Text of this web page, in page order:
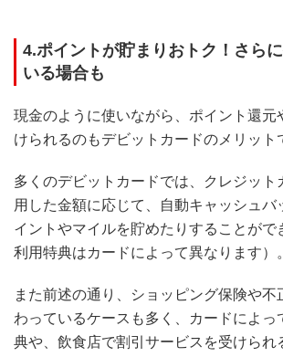
4.ポイントが貯まりおトク！さら
いる場合も
現金のように使いながら、ポイント還元
けられるのもデビットカードのメリット
多くのデビットカードでは、クレジット
用した金額に応じて、自動キャッシュバ
イントやマイルを貯めたりすることがで
利用特典はカードによって異なります）。
また前述の通り、ショッピング保険や不
わっているケースも多く、カードによっ
典や、飲食店で割引サービスを受けられ